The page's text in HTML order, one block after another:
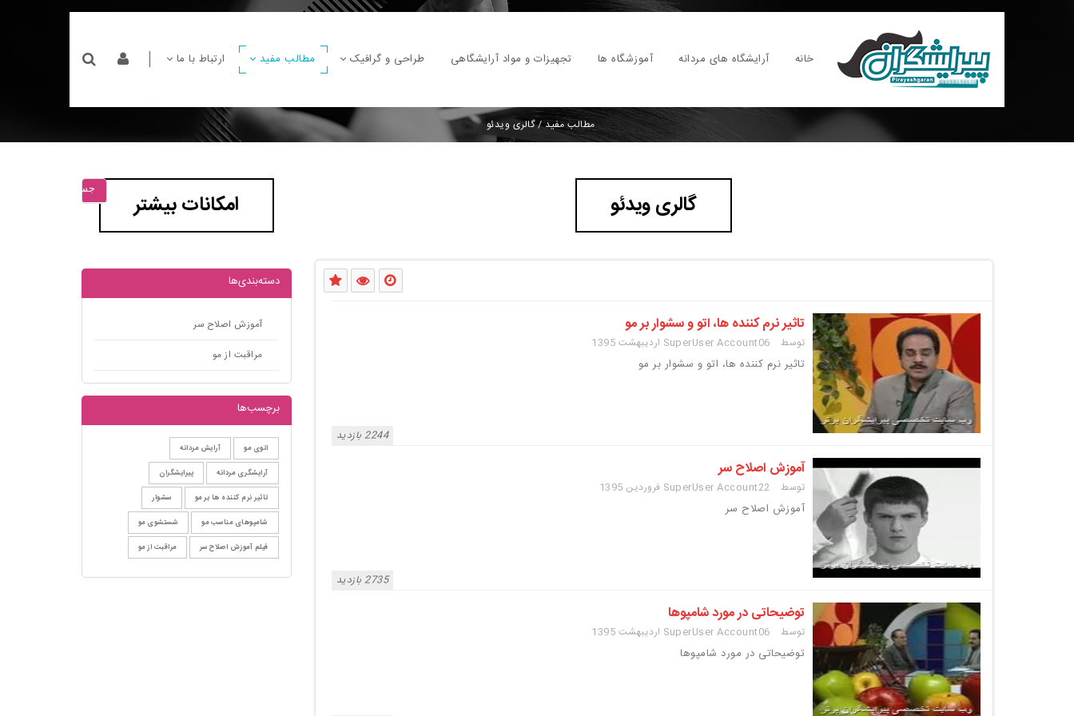
خانه آرایشگاه های مردانه آموزشگاه ها تجهیزات و مواد آرایشگاهی طراحی و گرافیک مطالب مفید ارتباط با ما
مطالب مفید/گالری ویدئو
گالری ویدئو
تاثیر نرم کننده ها، اتو و سشوار بر مو
توسط SuperUser Account 06 اردیبهشت 1395
تاثیر نرم کننده ها، اتو و سشوار بر مو
2244 بازدید
آموزش اصلاح سر
توسط SuperUser Account 22 فروردین 1395
آموزش اصلاح سر
2735 بازدید
توضیحاتی در مورد شامپوها
توسط SuperUser Account 06 اردیبهشت 1395
توضیحاتی در مورد شامپوها
امکانات بیشتر
دسته‌بندی‌ها
آموزش اصلاح سر
مراقبت از مو
جستجو
برچسب‌ها
اتوی مو آرایش مردانه
آرایشگری مردانه پیرایشگران
تاثیر نرم کننده ها بر مو سشوار
شامپوهای مناسب مو شستشوی مو
فیلم آموزش اصلاح سر مراقبت از مو